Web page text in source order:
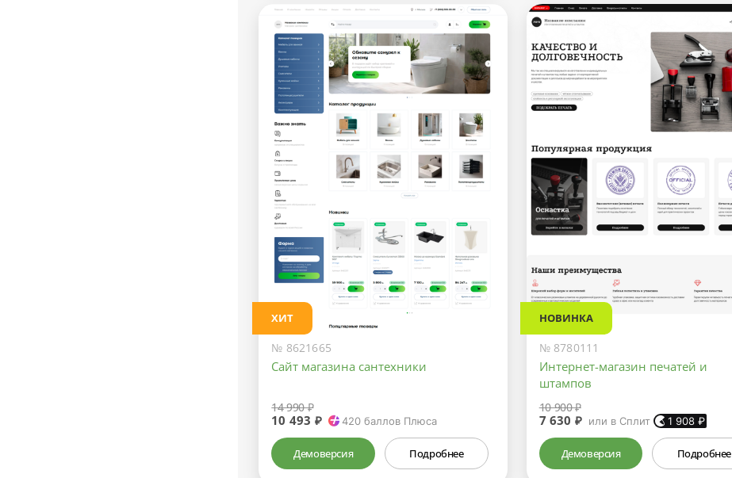
ХИТ
№ 8621665
Сайт магазина сантехники
14 990 ₽
10 493 ₽ 420баллов Плюса
Демоверсия Подробнее
НОВИНКА
№ 8780111
Интернет-магазин печатей и
штампов
10 900 ₽
7 630 ₽ или в Сплит 1 908 ₽
Демоверсия Подробнее